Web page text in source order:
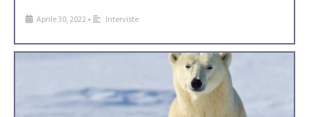
Aprile 30, 2022 • Interviste